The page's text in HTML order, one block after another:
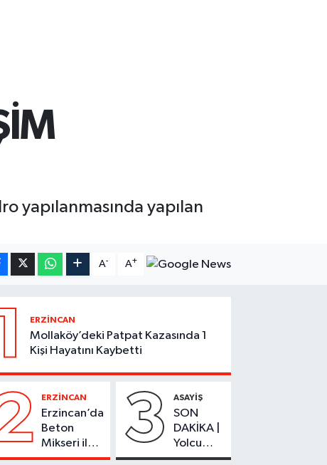
yapılanmasında yapılan
A- A+
ERZİNCAN
Mollaköy’deki Patpat Kazasında 1
Kişi Hayatını Kaybetti
ERZİNCAN
Erzincan’da
Beton
Mikseri ile
Otomobil
3 ASAYİŞ
SON
DAKİKA |
Yolcu
Otobüsü